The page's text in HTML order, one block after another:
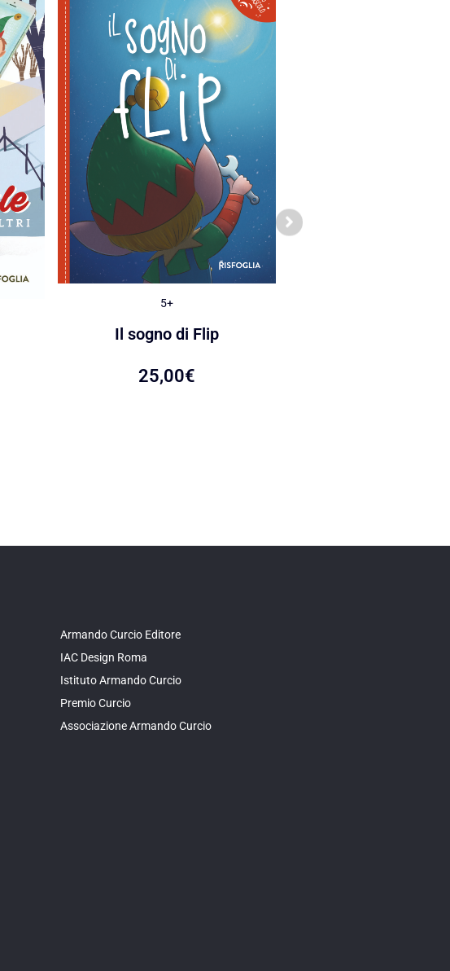
5+
Il sogno di Flip
25,00€
Armando Curcio Editore
IAC Design Roma
Istituto Armando Curcio
Premio Curcio
Associazione Armando Curcio